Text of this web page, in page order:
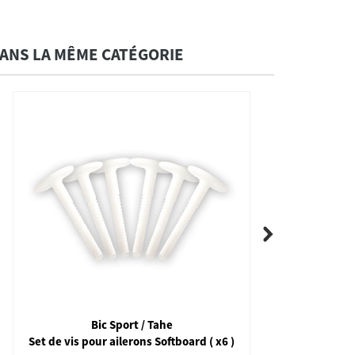
LA MÊME CATÉGORIE
Bic Sport / Tahe
Set de vis pour ailerons Softboard ( x6 )